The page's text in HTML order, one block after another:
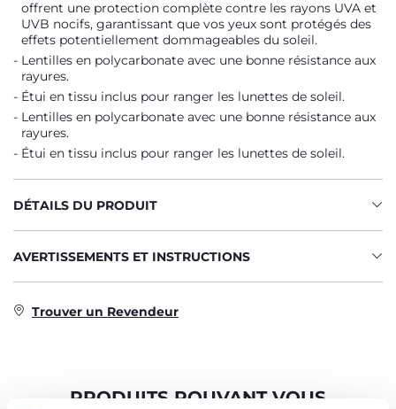
offrent une protection complète contre les rayons UVA et
UVB nocifs, garantissant que vos yeux sont protégés des
effets potentiellement dommageables du soleil.
Lentilles en polycarbonate avec une bonne résistance aux
rayures.
Étui en tissu inclus pour ranger les lunettes de soleil.
Lentilles en polycarbonate avec une bonne résistance aux
rayures.
Étui en tissu inclus pour ranger les lunettes de soleil.
DÉTAILS DU PRODUIT
AVERTISSEMENTS ET INSTRUCTIONS
Trouver un Revendeur
PRODUITS POUVANT VOUS